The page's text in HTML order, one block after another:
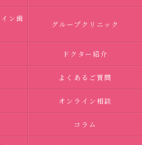
ン歯
グループクリニック
ドクター紹介
よくあるご質問
オンライン相談
コラム